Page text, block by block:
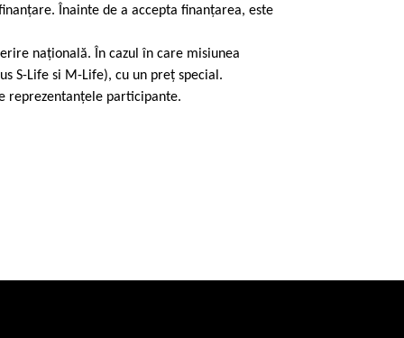
Înainte de a accepta finanțarea, este
națională. În cazul în care misiunea
S-Life si M-Life), cu un preț special.
reprezentanțele participante.